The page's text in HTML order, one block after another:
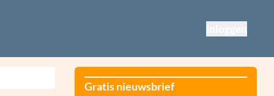
Gratis nieuwsbrief